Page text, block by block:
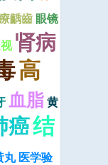
齲齒 眼镜
肾病
高
血脂黄
癌结
丸 医学验